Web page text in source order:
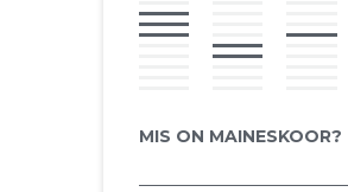
MIS ON MAINESKOOR?